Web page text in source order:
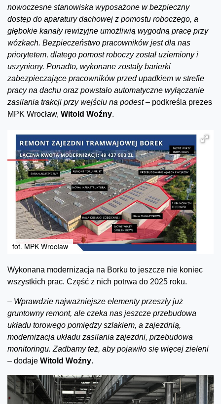
nowoczesne stanowiska wyposażone w bezpieczny
dostęp do aparatury dachowej z pomostu roboczego, a
głębokie kanały rewizyjne umożliwią wygodną pracę przy
wózkach. Bezpieczeństwo pracowników jest dla nas
priorytetem, dlatego pomost roboczy został uziemiony i
uszyniony. Ponadto, wykonane zostały barierki
zabezpieczające pracowników przed upadkiem w strefie
pracy na dachu oraz powstało automatyczne wyłączanie
zasilania trakcji przy wejściu na podest – podkreśla prezes
MPK Wrocław, Witold Woźny.
fot. MPK Wrocław
Wykonana modernizacja na Borku to jeszcze nie koniec
wszystkich prac. Część z nich potrwa do 2025 roku.
– Wprawdzie najważniejsze elementy przeszły już
gruntowny remont, ale czeka nas jeszcze przebudowa
układu torowego pomiędzy szlakiem, a zajezdnią,
modernizacja układu zasilania zajezdni, przebudowa
monitoringu. Zadbamy też, aby pojawiło się więcej zieleni
– dodaje Witold Woźny.